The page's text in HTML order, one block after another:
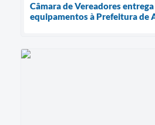
Câmara de Vereadores
equipamentos à Prefeitura de